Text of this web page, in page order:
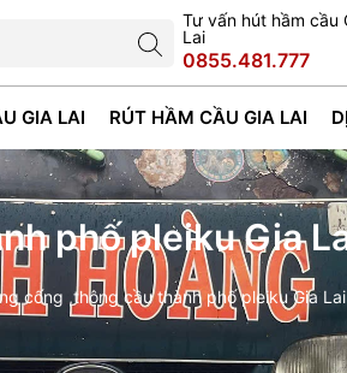
Tư vấn hút hầm cầu
Lai
0855.481.777
GIA LAI RÚT HẦM CẦU GIA LAI
phố pleiku Gia
cống ,thông cầu thành phố pleiku Gia